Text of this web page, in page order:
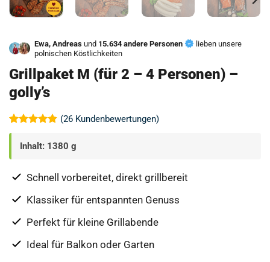
Ewa, Andreas und 15.634 andere Personen
lieben unsere
polnischen Köstlichkeiten
Grillpaket M (für 2 – 4 Personen) –
golly’s
Bewertet
mit4.81
von 5,
basierend
auf
26
Kundenbewertungen
(26Kundenbewertungen)
Inhalt: 1380 g
Schnell vorbereitet, direkt grillbereit
Klassiker für entspannten Genuss
Perfekt für kleine Grillabende
Ideal für Balkon oder Garten